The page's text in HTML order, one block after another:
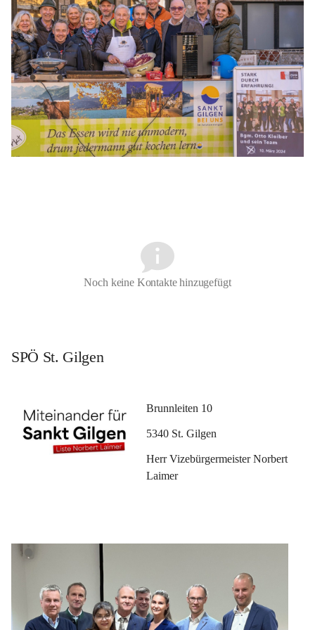
Noch keine Kontakte hinzugefügt
SPÖ St. Gilgen
Brunnleiten 10
5340 St. Gilgen
Herr Vizebürgermeister Norbert
Laimer